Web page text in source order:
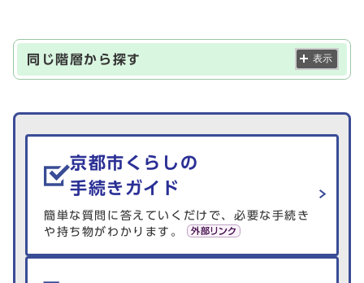
同じ階層から探す 表示
生活情報を探す
京都市くらしの
手続きガイド
簡単な質問に答えていくだけで、必要な手続き
や持ち物がわかります。